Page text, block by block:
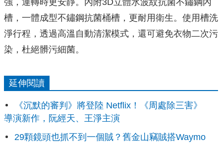
強，運轉時更安靜。內附3D立體水波紋抗菌不鏽鋼內
槽， 一體成型不鏽鋼抗菌桶槽，更耐用衛生。 使用槽洗
淨行程，透過高溫自動清潔模式，還可避免衣物二次污
染， 杜絕髒污細菌。
延伸閱讀
《沉默的審判》將登陸 Netflix！《周處除三害》
導演新作，阮經天、王淨主演
29顆鏡頭也抓不到一個賊？舊金山竊賊搭Waymo